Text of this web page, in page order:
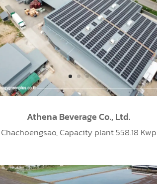
Chachoengsao, Capacity plant 558.18 Kwp